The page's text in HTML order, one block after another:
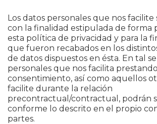
Los datos personales que nos facilite
con la finalidad estipulada de forma
esta política de privacidad y para la
que fueron recabados en los
de datos dispuestos en ésta. En tal
personales que nos facilita
consentimiento, así como aquellos
facilite durante la relación
precontractual/contractual, podrán
conforme lo descrito en el propio
partes.